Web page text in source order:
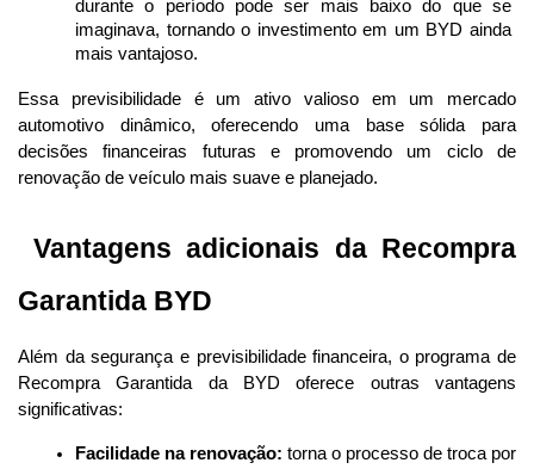
durante o período pode ser mais baixo do que se
imaginava, tornando o investimento em um BYD ainda
mais vantajoso.
Essa previsibilidade é um ativo valioso em um mercado
automotivo dinâmico, oferecendo uma base sólida para
decisões financeiras futuras e promovendo um ciclo de
renovação de veículo mais suave e planejado.
Vantagens adicionais da Recompra
Garantida BYD
Além da segurança e previsibilidade financeira, o programa de
Recompra Garantida da BYD oferece outras vantagens
significativas:
Facilidade na renovação: torna o processo de troca por